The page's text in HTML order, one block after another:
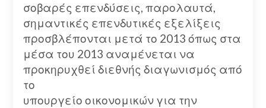
σοβαρές επενδύσεις, παρολαυτά,
σημαντικές επενδυτικές εξελίξεις
προσβλέπονται μετά το 2013 όπως στα
μέσα του 2013 αναμένεται να
προκηρυχθεί διεθνής διαγωνισμός από
το
υπουργείο οικονομικών για την